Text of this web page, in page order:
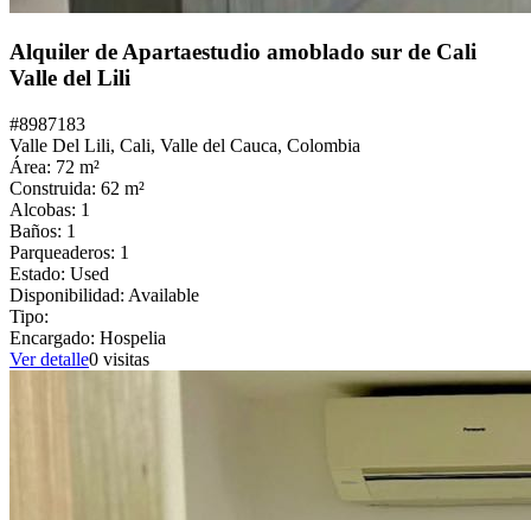
Alquiler de Apartaestudio amoblado sur de Cali
Valle del Lili
#8987183
Valle Del Lili, Cali, Valle del Cauca, Colombia
Área: 72 m²
Construida: 62 m²
Alcobas: 1
Baños: 1
Parqueaderos: 1
Estado: Used
Disponibilidad: Available
Tipo:
Encargado: Hospelia
Ver detalle0 visitas